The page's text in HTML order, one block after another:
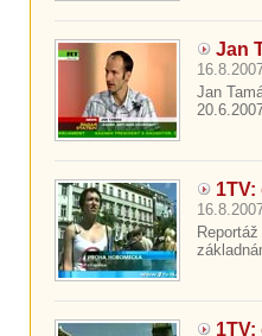
Jan
Jan
1TV:
1TV: